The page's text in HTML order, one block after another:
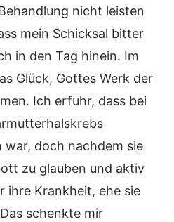
nicht leisten
mein Schicksal bitter
in den Tag hinein. Im
Glück, Gottes Werk der
Ich erfuhr, dass bei
doch nachdem sie
zu glauben und aktiv
ihre Krankheit, ehe sie
schenkte mir